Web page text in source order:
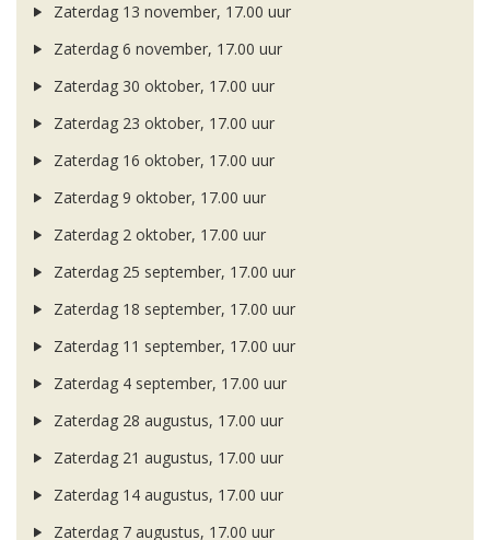
Zaterdag 13 november, 17.00 uur
Zaterdag 6 november, 17.00 uur
Zaterdag 30 oktober, 17.00 uur
Zaterdag 23 oktober, 17.00 uur
Zaterdag 16 oktober, 17.00 uur
Zaterdag 9 oktober, 17.00 uur
Zaterdag 2 oktober, 17.00 uur
Zaterdag 25 september, 17.00 uur
Zaterdag 18 september, 17.00 uur
Zaterdag 11 september, 17.00 uur
Zaterdag 4 september, 17.00 uur
Zaterdag 28 augustus, 17.00 uur
Zaterdag 21 augustus, 17.00 uur
Zaterdag 14 augustus, 17.00 uur
Zaterdag 7 augustus, 17.00 uur